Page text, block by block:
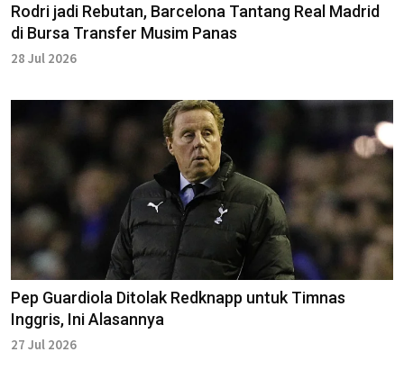
Rodri jadi Rebutan, Barcelona Tantang Real Madrid
di Bursa Transfer Musim Panas
28 Jul 2026
Pep Guardiola Ditolak Redknapp untuk Timnas
Inggris, Ini Alasannya
27 Jul 2026